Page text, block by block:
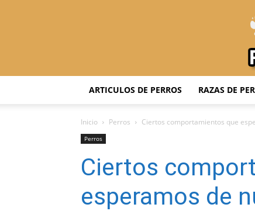
ARTICULOS DE PERROS RAZAS DE
Inicio Perros Ciertos comportamientos que
Perros
Ciertos
esperamos de